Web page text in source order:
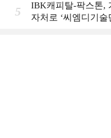
5
IBK캐피탈-팍스톤,
자처로 ‘씨엠디기